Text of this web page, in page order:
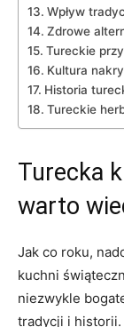
Wpływ
Zdrowe
Tureckie
Kultura
Historia
Tureckie
Turecka
warto
Jak co ⁤roku,
kuchni
niezwykle
tradycji i historii.